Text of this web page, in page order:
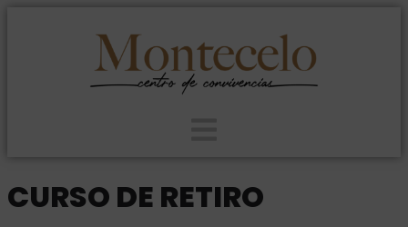
CURSO DE RETIRO